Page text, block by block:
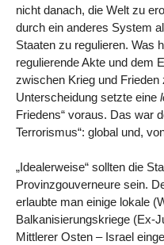
nicht danach, die Welt zu
durch ein anderes System
Staaten zu regulieren. Was
regulierende Akte und dem
zwischen Krieg und
Unterscheidung setzte eine
Friedens“ voraus. Das war
Terrorismus“: global und,
„Idealerweise“ sollten die
Provinzgouverneure sein.
erlaubte man einige lokale
Balkanisierungskriege (Ex-
Mittlerer Osten – Israel